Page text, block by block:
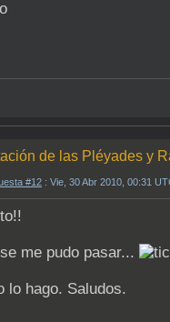
de las Pléyades y
#12 : Vie, 30 Abr 2010, 00:31
me pudo pasar...
lo hago. Saludos.